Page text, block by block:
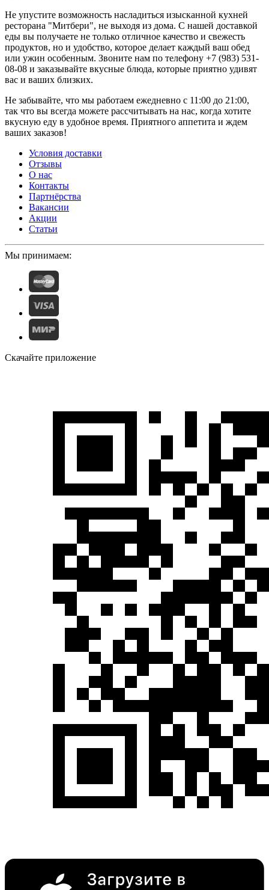
Не упустите возможность насладиться изысканной кухней
ресторана "Митбери", не выходя из дома. С нашей доставкой
еды вы получаете не только отличное качество и свежесть
продуктов, но и удобство, которое делает каждый ваш обед
или ужин особенным. Звоните нам по телефону +7 (983) 531-
08-08 и заказывайте вкусные блюда, которые приятно удивят
вас и ваших близких.
Не забывайте, что мы работаем ежедневно с 11:00 до 21:00,
так что вы всегда можете рассчитывать на нас, когда хотите
вкусную еду в удобное время. Приятного аппетита и ждем
ваших заказов!
Условия доставки
Отзывы
О нас
Контакты
Партнёрства
Вакансии
Акции
Статьи
Мы принимаем:
Скачайте приложение